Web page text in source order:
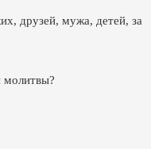
друзей, мужа, детей, за